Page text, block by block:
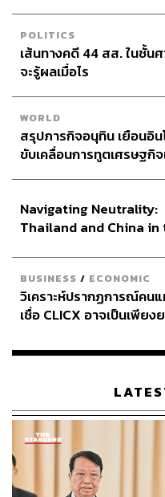
POLITICS
เส้นทางคดี 44 สส. ในชั้น
จะรู้ผลเมื่อไร
WORLD
สรุปภารกิจอนุทิน เยือนอิน
ขับเคลื่อนการทูตเศรษฐกิจ
Navigating Neutrality:
Thailand and China in
BUSINESS / ECONOMIC
วิเคราะห์ปรากฏการณ์คน
เชื่อ CLICX อาจเป็นเพียง
เรือนไทยที่ถูกซุกไว้